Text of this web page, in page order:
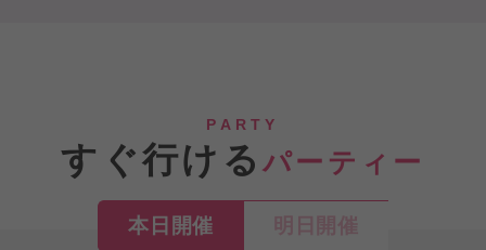
PARTY
すぐ行ける パーティー
本日開催 明日開催